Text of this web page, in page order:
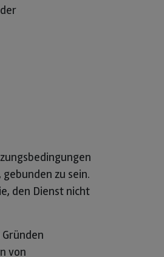
zu sein.
den Dienst nicht
von